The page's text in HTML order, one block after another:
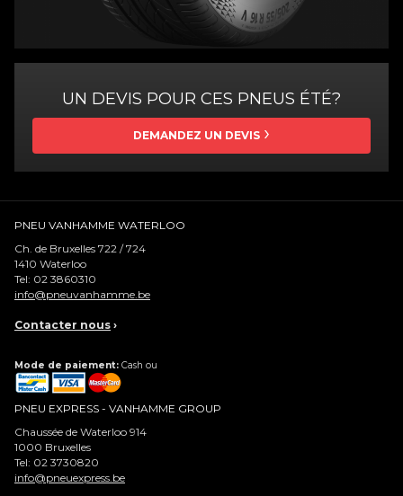
UN DEVIS POUR CES PNEUS ÉTÉ?
DEMANDEZ UN DEVIS
PNEU VANHAMME WATERLOO
Ch. de Bruxelles 722 / 724
1410 Waterloo
Tel: 02 3860310
info@pneuvanhamme.be
Contacter nous ›
Mode de paiement: Cash ou
PNEU EXPRESS - VANHAMME GROUP
Chaussée de Waterloo 914
1000 Bruxelles
Tel: 02 3730820
info@pneuexpress.be